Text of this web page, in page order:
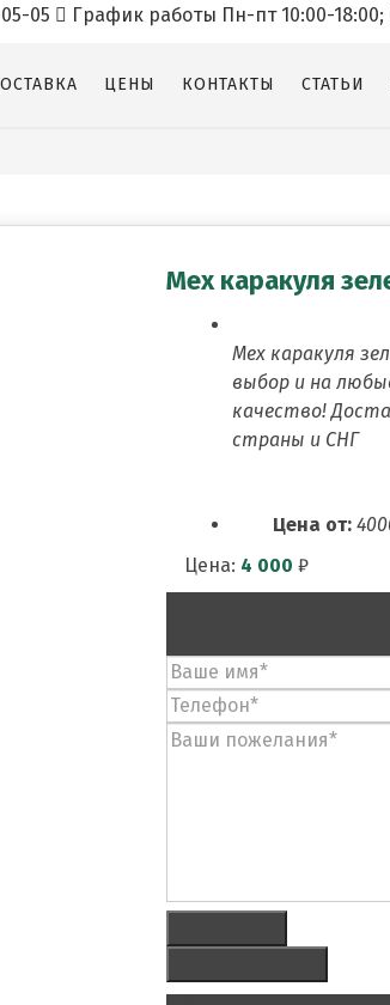
05 График работы Пн-пт 10:00-18:00;
ЦЕНЫ КОНТАКТЫ СТАТЬИ
Мех каракуля
Мех каракуля
выбор и на
качество!
страны и СНГ
Цена от:
Цена: 4 000 ₽